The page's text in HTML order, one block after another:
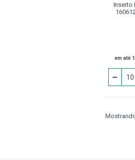
Inserto
em até